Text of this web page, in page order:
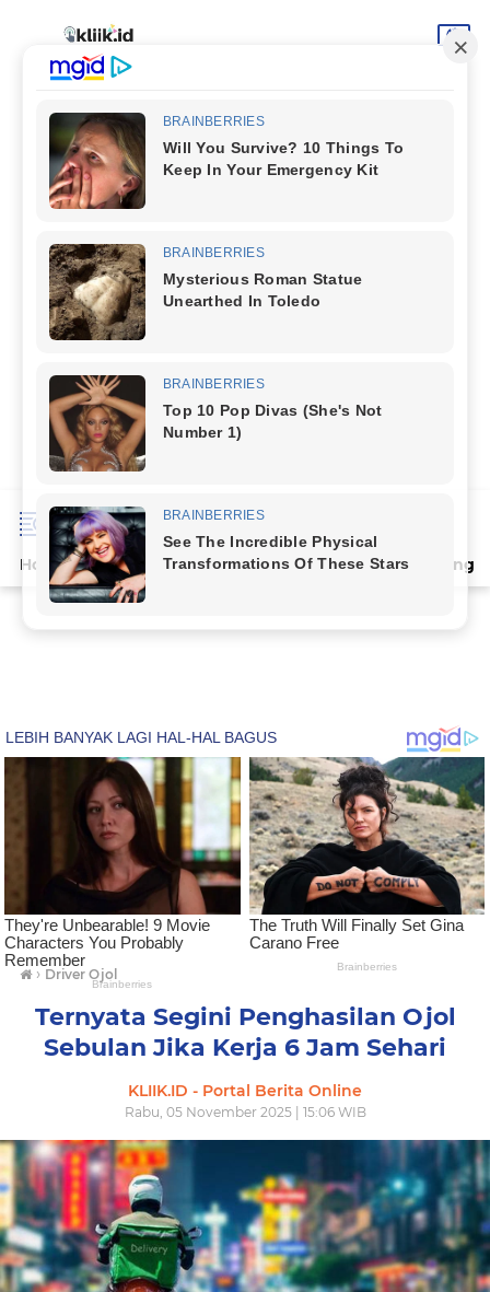
Home Terpopuler Indeks Artikel Deli Serdang
› Driver Ojol
Ternyata Segini Penghasilan Ojol
Sebulan Jika Kerja 6 Jam Sehari
KLIIK.ID - Portal Berita Online
Rabu, 05 November 2025 | 15:06 WIB